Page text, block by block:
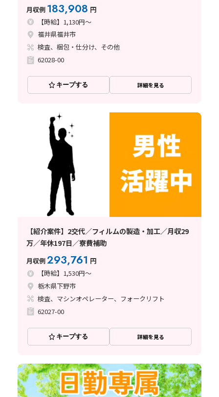
月収例 183,908 円
【時給】1,130円～
福井県福井市
検査、梱包・仕分け、その他
62028-00
キープする 詳細を見る
【紹介案件】2交代／フィルムの製造・加工／月収29
万／年休197日／寮費補助
月収例293,761 円
【時給】1,530円～
栃木県下野市
検査、マシンオペレーター、フォークリフト
62027-00
キープする 詳細を見る